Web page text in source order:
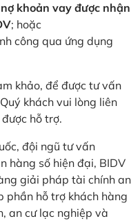
khoản vay được nhận
; hoặc
công qua ứng dụng
khảo, để được tư vấn
khách vui lòng liên
hỗ trợ.
đội ngũ tư vấn
hàng số hiện đại, BIDV
giải pháp tài chính an
phần hỗ trợ khách hàng
an cư lạc nghiệp và